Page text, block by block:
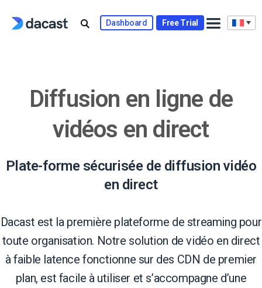
Dashboard Free Trial
Diffusion en ligne de
vidéos en direct
Plate-forme sécurisée de diffusion vidéo
en direct
Dacast est la première plateforme de streaming pour
toute organisation. Notre solution de vidéo en direct
à faible latence fonctionne sur des CDN de premier
plan, est facile à utiliser et s’accompagne d’une